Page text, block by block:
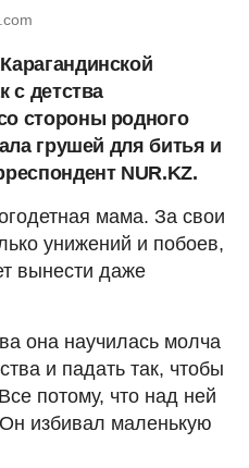
с детства
стороны родного
грушей для битья и
NUR.KZ.
мама. За свои
унижений и побоев,
вынести даже
она научилась молча
и падать так, чтобы
потому, что над ней
избивал маленькую